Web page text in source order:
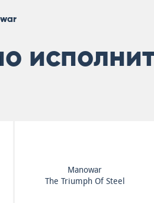
Manowar
The Triumph Of Steel